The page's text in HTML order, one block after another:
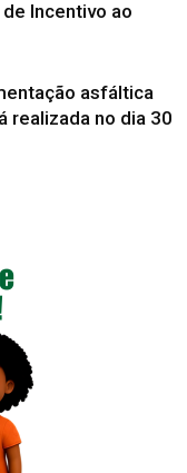
Incentivo ao
asfáltica
realizada no dia 30